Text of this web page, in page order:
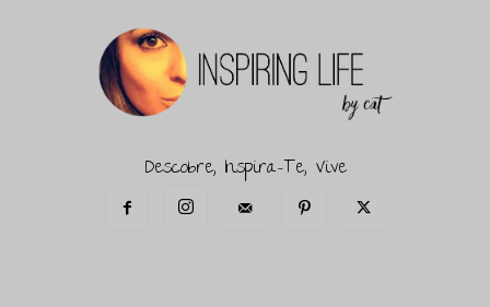
Descobre, Inspira-Te, Vive